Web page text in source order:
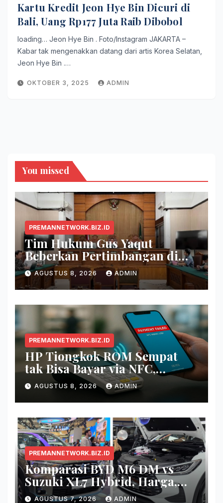
Kartu Kredit Jeon Hye Bin Dicuri di
Bali, Uang Rp177 Juta Raib Dibobol
loading… Jeon Hye Bin . Foto/Instagram JAKARTA –
Kabar tak mengenakkan datang dari artis Korea Selatan,
Jeon Hye Bin .…
OKTOBER 3, 2025 ADMIN
You missed
PREMANNETWORK.BIZ.ID
Tim Hukum Gus Yaqut
Beberkan Pertimbangan di
Balik Pembagian Tambahan
Kuota Haji 2024
AGUSTUS 8, 2026 ADMIN
PREMANNETWORK.BIZ.ID
HP Tiongkok ROM Sempat
tak Bisa Bayar via NFC,
Google Wallet Disorot
AGUSTUS 8, 2026 ADMIN
PREMANNETWORK.BIZ.ID
Komparasi BYD M6 DM vs
Suzuki XL7 Hybrid, Harga,
Fitur, dan Seberapa Irit?
AGUSTUS 7, 2026 ADMIN